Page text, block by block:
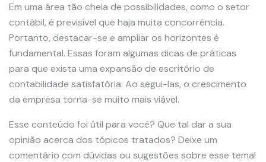
Em uma área tão cheia de possibilidades, como o setor
contábil, é previsível que haja muita concorrência.
Portanto, destacar-se e ampliar os horizontes é
fundamental. Essas foram algumas dicas de práticas
para que exista uma expansão de escritório de
contabilidade satisfatória. Ao segui-las, o crescimento
da empresa torna-se muito mais viável.
Esse conteúdo foi útil para você? Que tal dar a sua
opinião acerca dos tópicos tratados? Deixe um
comentário com dúvidas ou sugestões sobre esse tema!